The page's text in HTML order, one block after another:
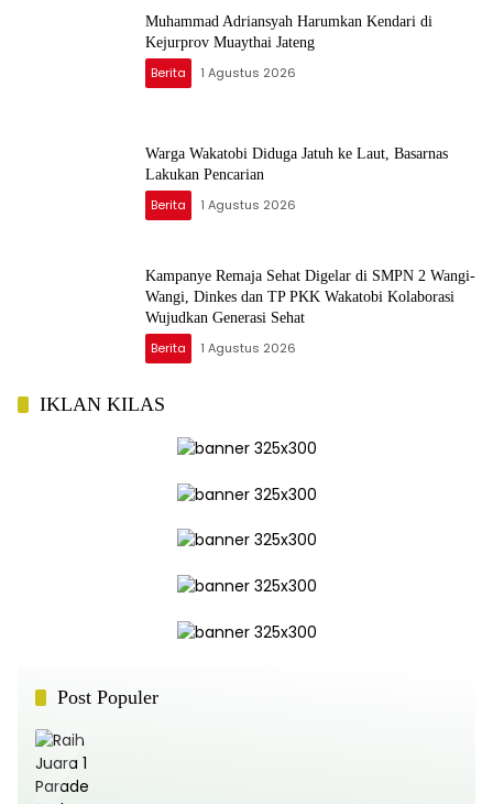
Muhammad Adriansyah Harumkan Kendari di
Kejurprov Muaythai Jateng
Berita 1 Agustus 2026
Warga Wakatobi Diduga Jatuh ke Laut, Basarnas
Lakukan Pencarian
Berita 1 Agustus 2026
Kampanye Remaja Sehat Digelar di SMPN 2 Wangi-
Wangi, Dinkes dan TP PKK Wakatobi Kolaborasi
Wujudkan Generasi Sehat
Berita 1 Agustus 2026
IKLAN KILAS
Post Populer